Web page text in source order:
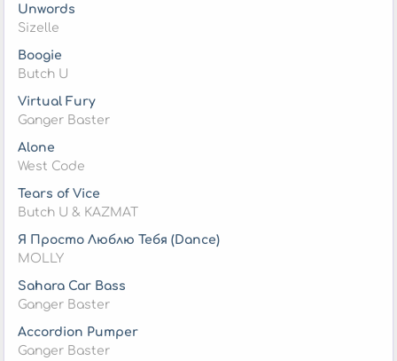
Unwords
Sizelle
Boogie
Butch U
Virtual Fury
Ganger Baster
Alone
West Code
Tears of Vice
Butch U & KAZMAT
Я Просто Люблю Тебя (Dance)
MOLLY
Sahara Car Bass
Ganger Baster
Accordion Pumper
Ganger Baster